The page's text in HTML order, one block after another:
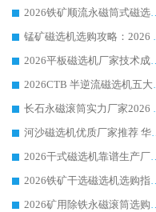
2026铁矿顺流永磁筒式磁选机十
锰矿磁选
2026平板磁选机厂家技术成熟
2026CTB 半逆
长石永磁滚筒
河沙磁选机优质厂家
2026干式磁选机靠谱生产厂家参考
2026铁矿干选磁选机选购指南，
2026矿用除铁永磁滚筒选购参